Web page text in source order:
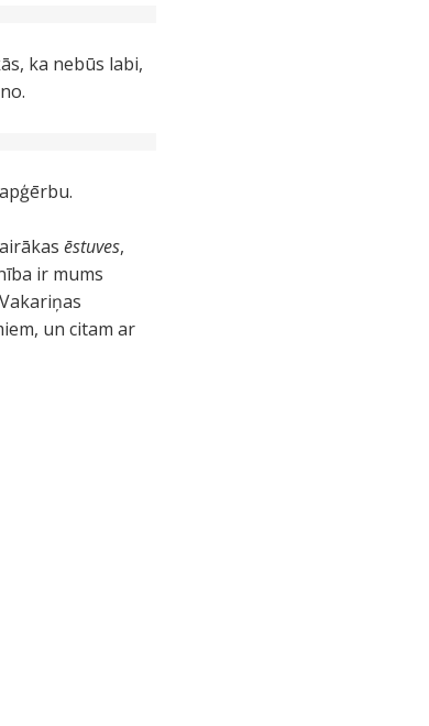
ka nebūs labi,
ēstuves,
ir mums
un citam ar